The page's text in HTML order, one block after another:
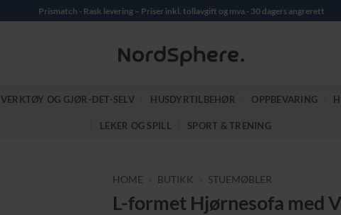
Prismatch - Rask levering – Priser inkl. tollavgift og mva - 30 dagers angrerett
VERKTØY OG GJØR-DET-SELV HUSDYRTILBEHØR OPPBEVARING
LEKER OG SPILL SPORT & TRENING
HOME BUTIKK STUEMØBLER
L-formet Hjørnesofa med